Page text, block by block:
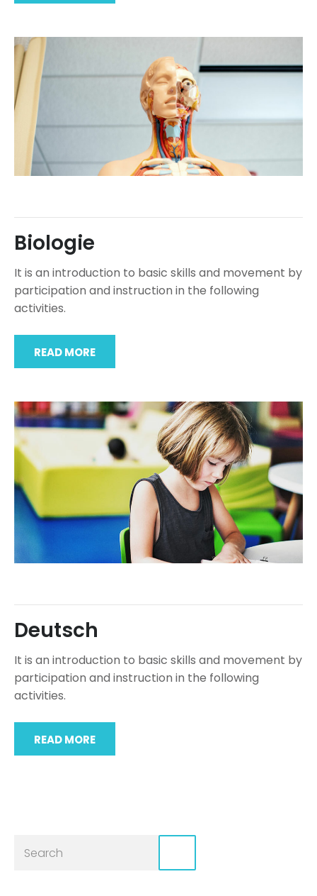
Biologie
It is an introduction to basic skills and movement by
participation and instruction in the following
activities.
READ MORE
Deutsch
It is an introduction to basic skills and movement by
participation and instruction in the following
activities.
READ MORE